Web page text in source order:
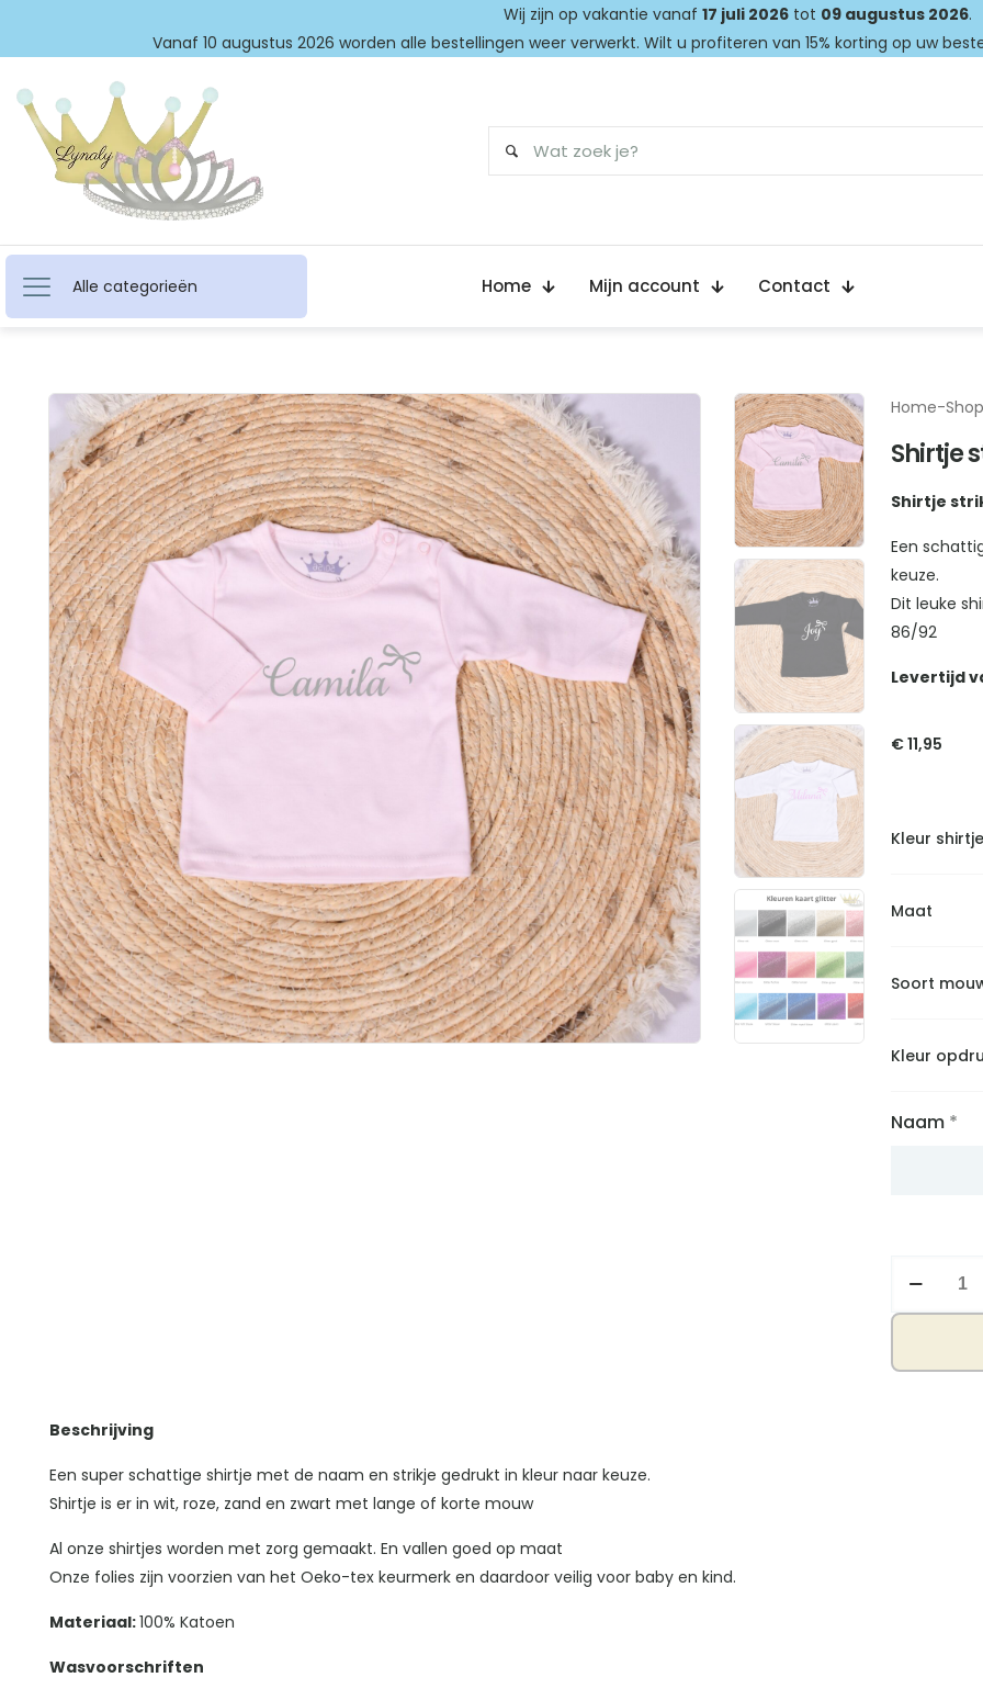
Wij zijn op vakantie vanaf 17 juli 2026tot 09 augustus 2026.
Vanaf 10 augustus 2026 worden alle bestellingen weer verwerkt. Wilt u profiteren van 15% korting op uw
Alle categorieën Home Mijn account Contact
Home-Shop
Shirtje
Shirtje
Een
keuze.
Dit leuke
86/92
Levertijd
€11,95
Kleur shirtje
Maat
Soort
Kleur
Naam *
aantal
Beschrijving
Een super schattige shirtje met de naam en strikje gedrukt in kleur naar keuze.
Shirtje is er in wit, roze, zand en zwart met lange of korte mouw
Al onze shirtjes worden met zorg gemaakt. En vallen goed op maat
Onze folies zijn voorzien van het Oeko-tex keurmerk en daardoor veilig voor baby en kind.
Materiaal:100% Katoen
Wasvoorschriften